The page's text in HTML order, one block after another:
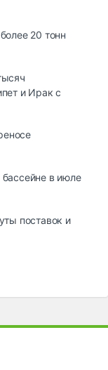
20 тонн
и Ирак с
в июле
поставок и